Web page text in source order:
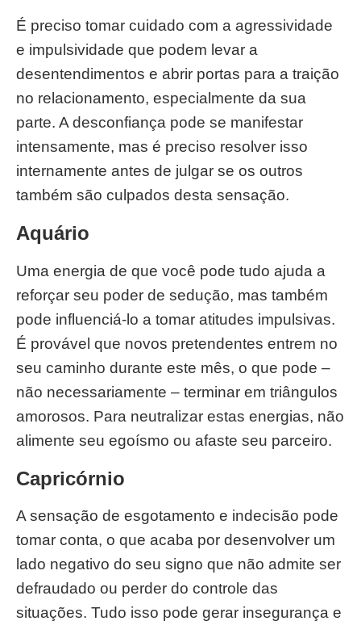
É preciso tomar cuidado com a agressividade
e impulsividade que podem levar a
desentendimentos e abrir portas para a traição
no relacionamento, especialmente da sua
parte. A desconfiança pode se manifestar
intensamente, mas é preciso resolver isso
internamente antes de julgar se os outros
também são culpados desta sensação.
Aquário
Uma energia de que você pode tudo ajuda a
reforçar seu poder de sedução, mas também
pode influenciá-lo a tomar atitudes impulsivas.
É provável que novos pretendentes entrem no
seu caminho durante este mês, o que pode –
não necessariamente – terminar em triângulos
amorosos. Para neutralizar estas energias, não
alimente seu egoísmo ou afaste seu parceiro.
Capricórnio
A sensação de esgotamento e indecisão pode
tomar conta, o que acaba por desenvolver um
lado negativo do seu signo que não admite ser
defraudado ou perder do controle das
situações. Tudo isso pode gerar insegurança e